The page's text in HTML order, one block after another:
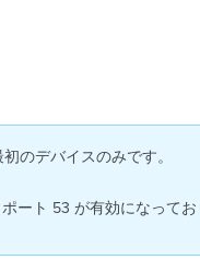
のデバイスのみです。
ート 53 が有効になって